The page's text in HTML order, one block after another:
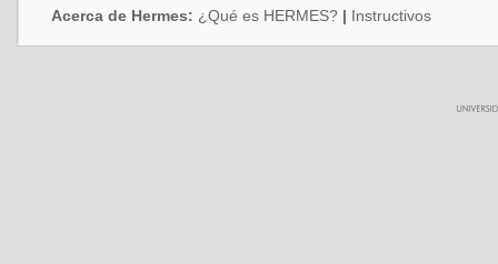
Acerca de Hermes: ¿Qué es HERMES? | Instructivos